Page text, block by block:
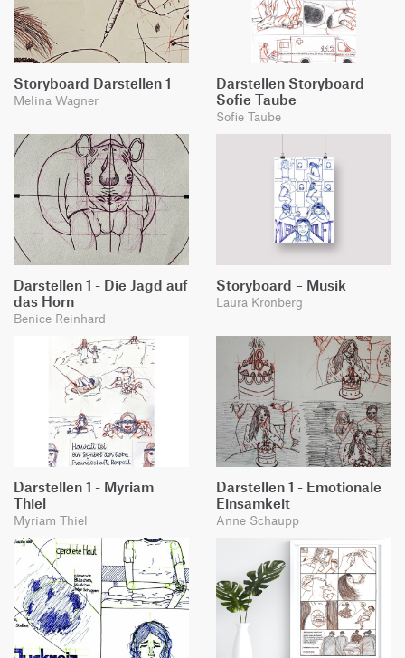
Storyboard Darstellen 1
Melina Wagner
Darstellen Storyboard
Sofie Taube
Sofie Taube
Darstellen 1 - Die Jagd auf
das Horn
Benice Reinhard
Storyboard – Musik
Laura Kronberg
Darstellen 1 - Myriam
Thiel
Myriam Thiel
Darstellen 1 - Emotionale
Einsamkeit
Anne Schaupp